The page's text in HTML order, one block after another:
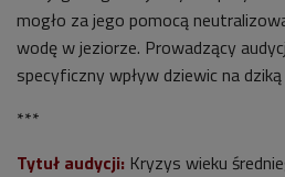
mogło za jego pomocą
wodę w jeziorze. Prowadzący
specyficzny wpływ dziewic na
***
Tytuł audycji: Kryzys wieku